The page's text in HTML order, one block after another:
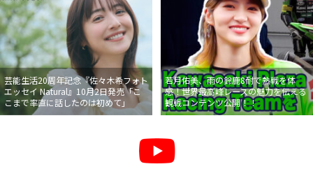
芸能生活20周年記念『佐々木希フォト
エッセイ Natural』10月2日発売「こ
こまで率直に話したのは初めて」
若月佑美、雨の鈴鹿8耐で熱戦を体
感！世界最高峰レースの魅力を伝える
観戦コンテンツ公開！！